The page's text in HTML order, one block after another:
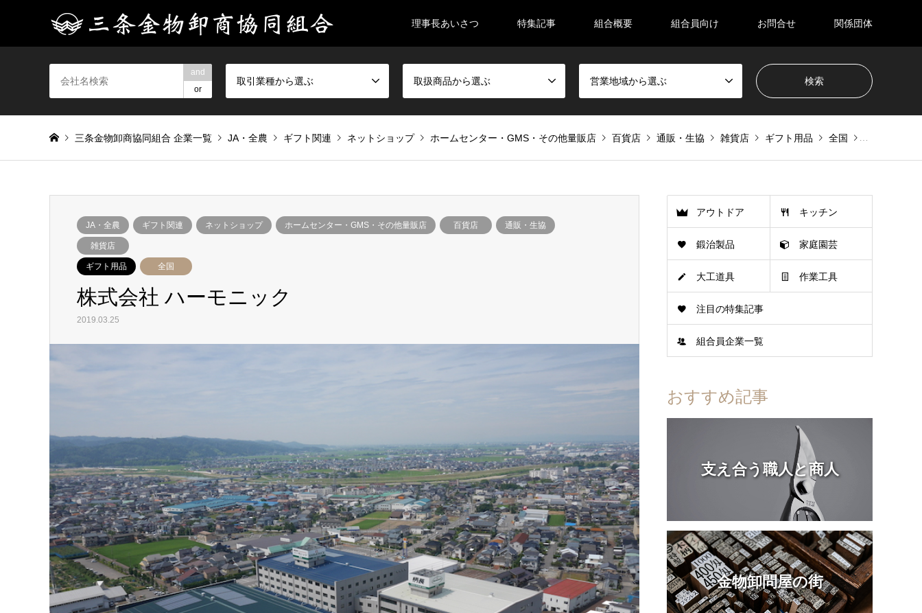
理事長あいさつ 特集記事 組合概要 組合員向け お問合せ 関係団体
and
or
取引業種から選ぶ 取扱商品から選ぶ 営業地域から選ぶ
三条金物卸商協同組合 企業一覧 JA・全農 ギフト関連 ネットショップ ホームセンター・GMS・その他量販店 百貨店 通販・生協 雑貨店 ギフト用品 全国 株式会社 ハ
JA・全農 ギフト関連 ネットショップ ホームセンター・GMS・その他量販店 百貨店 通販・生協
雑貨店
ギフト用品 全国
株式会社 ハーモニック
2019.03.25
アウトドア キッチン
鍛治製品 家庭園芸
大工道具 作業工具
注目の特集記事
組合員企業一覧
おすすめ記事
支え合う職人と商人
金物卸問屋の街